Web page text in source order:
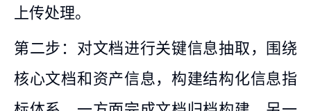
上传处理。
第二步：对文档进行关键信息抽取，围绕
核心文档和资产信息，构建结构化信息指